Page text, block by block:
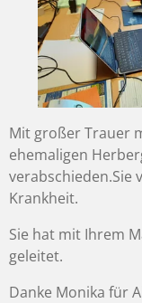
Mit großer Trauer
ehemaligen
verabschieden.Sie
Krankheit.
Sie hat mit Ihrem
geleitet.
Danke Monika für